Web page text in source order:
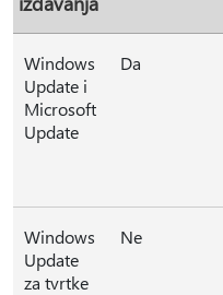
Windows
Update i
Microsoft
Update
Da
Windows
Update
za tvrtke
Ne